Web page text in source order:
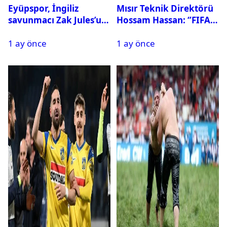
Eyüpspor, İngiliz
savunmacı Zak Jules’u
1 ay önce
Mısır Teknik Direktörü
Hossam Hassan: ‘’FIFA,
istemiyor’’
1 ay önce